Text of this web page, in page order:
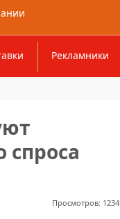
Рекламники
спроса
Просмотров: 1234